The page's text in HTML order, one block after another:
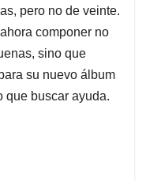
pero no de veinte.
componer no
sino que
su nuevo álbum
que buscar ayuda.